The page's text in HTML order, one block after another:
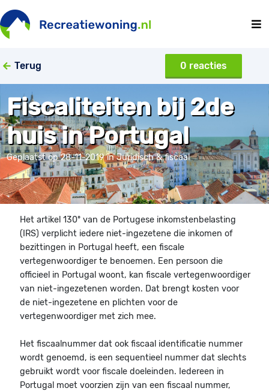
Terug 0 reacties
Fiscaliteiten bij 2de
huis in Portugal
Geplaatst op 28-11-2019 in Juridisch & fiscaal
Het artikel 130º van de Portugese inkomstenbelasting
(IRS) verplicht iedere niet-ingezetene die inkomen of
bezittingen in Portugal heeft, een fiscale
vertegenwoordiger te benoemen. Een persoon die
officieel in Portugal woont, kan fiscale vertegenwoordiger
van niet-ingezetenen worden. Dat brengt kosten voor
de niet-ingezetene en plichten voor de
vertegenwoordiger met zich mee.
Het fiscaalnummer dat ook fiscaal identificatie nummer
wordt genoemd, is een sequentieel nummer dat slechts
gebruikt wordt voor fiscale doeleinden. Iedereen in
Portugal moet voorzien zijn van een fiscaal nummer,